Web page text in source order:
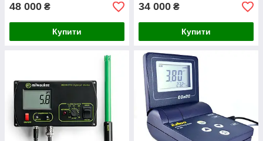
48 000 ₴
Купити
34 000 ₴
Купити